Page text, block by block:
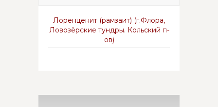
Лоренценит (рамзаит) (г.Флора,
Ловозёрские тундры. Кольский п-
ов)